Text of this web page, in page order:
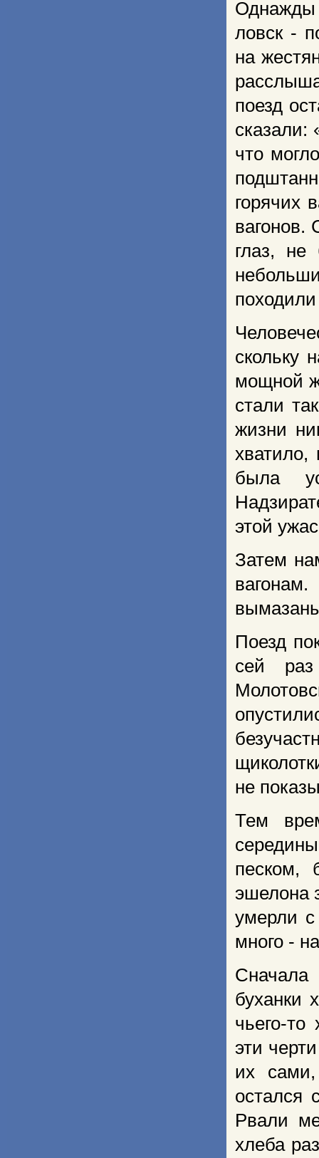
Однажды
ловск -
на
поезд
что
горячих
вагонов.
глаз, не
скольку
мощной
стали
жизни
была
этой
Затем
Поезд
сей
не
Тем
песком,
эшелона
умерли с
много -
буханки
чьего-
эти
их
остался
Рвали
хлеба